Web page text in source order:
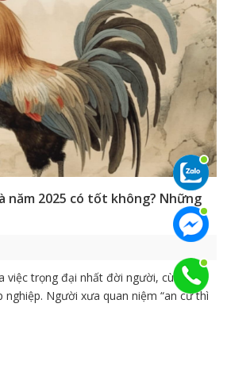
năm 2025 có tốt không? Những
việc trọng đại nhất đời người, cùng với
nghiệp. Người xưa quan niệm “an cư thì